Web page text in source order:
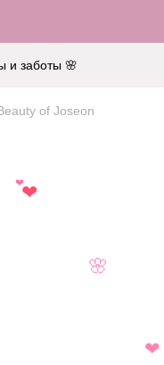
и заботы 🌸
of Joseon
🌸
❤
❤
❤